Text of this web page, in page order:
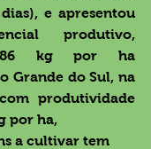
e apresentou
produtivo,
kg por ha
Grande do Sul, na
produtividade
por ha,
a cultivar tem